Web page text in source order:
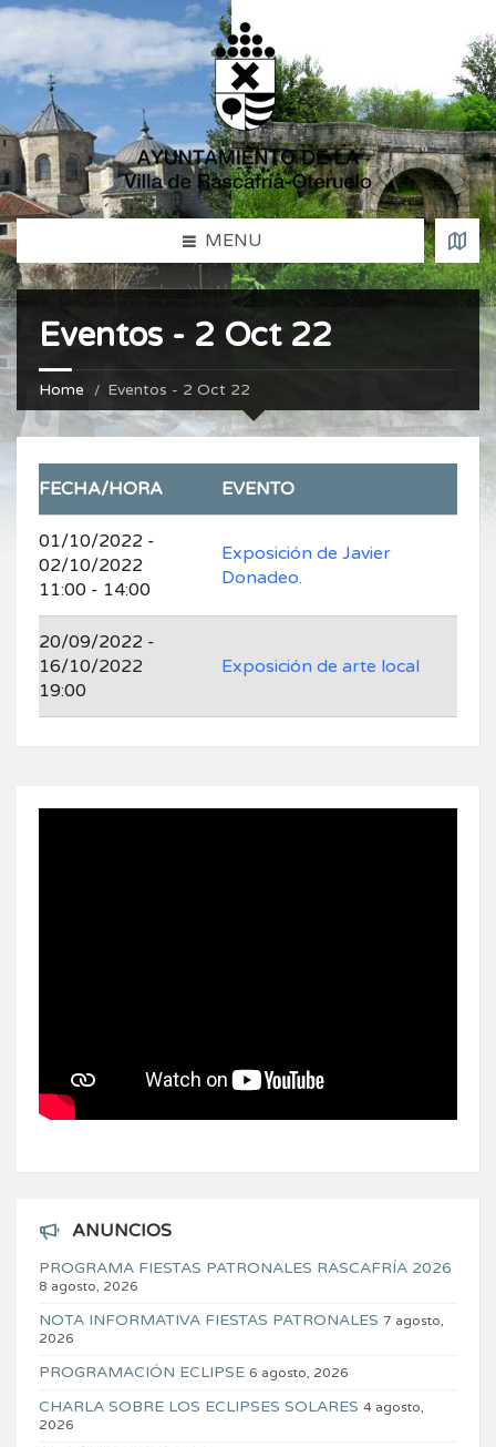
MENU
Eventos - 2 Oct 22
Home Eventos - 2 Oct 22
FECHA/HORA EVENTO
01/10/2022 -
02/10/2022
11:00 - 14:00
Exposición de Javier
Donadeo.
20/09/2022 -
16/10/2022
19:00
Exposición de arte local
ANUNCIOS
PROGRAMA FIESTAS PATRONALES RASCAFRÍA 2026
8 agosto, 2026
NOTA INFORMATIVA FIESTAS PATRONALES 7 agosto,
2026
PROGRAMACIÓN ECLIPSE 6 agosto, 2026
CHARLA SOBRE LOS ECLIPSES SOLARES 4 agosto,
2026